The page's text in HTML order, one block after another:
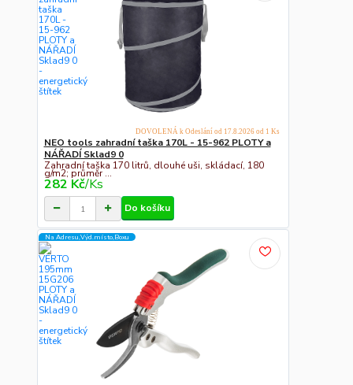
NEO tools zahradní taška 170L - 15-962 PLOTY a
NÁŘADÍ Sklad9 0
Zahradní taška 170 litrů, dlouhé uši, skládací, 180
g/m2; průměr ...
282 Kč/Ks
DOVOLENÁ k Odeslání od 17.8.2026 od 1 Ks
Do košíku
Na Adresu,Výd.místo,Boxu